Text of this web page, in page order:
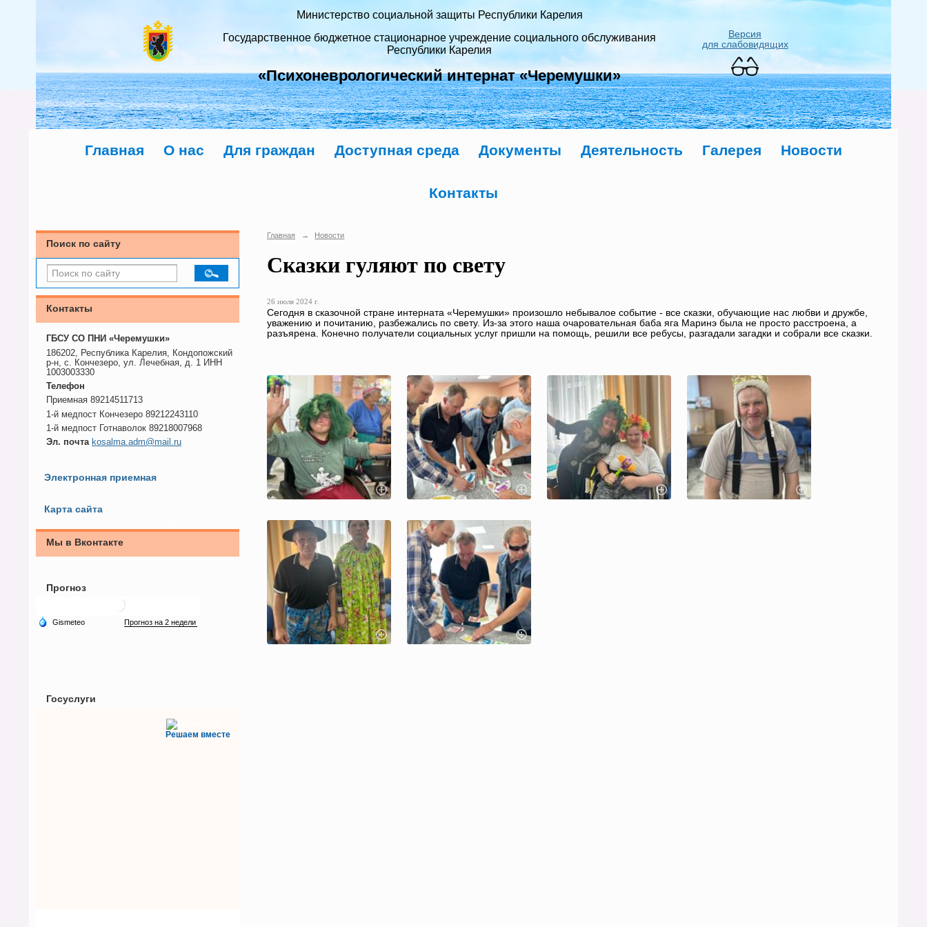
Министерство социальной защиты Республики Карелия
Государственное бюджетное стационарное учреждение социального обслуживания
Республики Карелия
«Психоневрологический интернат «Черемушки»
Версия
для слабовидящих
Главная О нас Для граждан Доступная среда Документы Деятельность Галерея Новости
Контакты
Поиск по сайту
Контакты
ГБСУ СО ПНИ «Черемушки»
186202, Республика Карелия, Кондопожский
р-н, с. Кончезеро, ул. Лечебная, д. 1 ИНН
1003003330
Телефон
Приемная 89214511713
1-й медпост Кончезеро 89212243110
1-й медпост Готнаволок 89218007968
Эл. почта kosalma.adm@mail.ru
Электронная приемная
Карта сайта
Мы в Вконтакте
Прогноз
Госуслуги
Решаем вместе
Главная → Новости
Сказки гуляют по свету
26 июля 2024 г.
Сегодня в сказочной стране интерната «Черемушки» произошло небывалое событие - все сказки, обучающие нас любви и дружбе,
уважению и почитанию, разбежались по свету. Из-за этого наша очаровательная баба яга Маринэ была не просто расстроена, а
разъярена. Конечно получатели социальных услуг пришли на помощь, решили все ребусы, разгадали загадки и собрали все сказки.